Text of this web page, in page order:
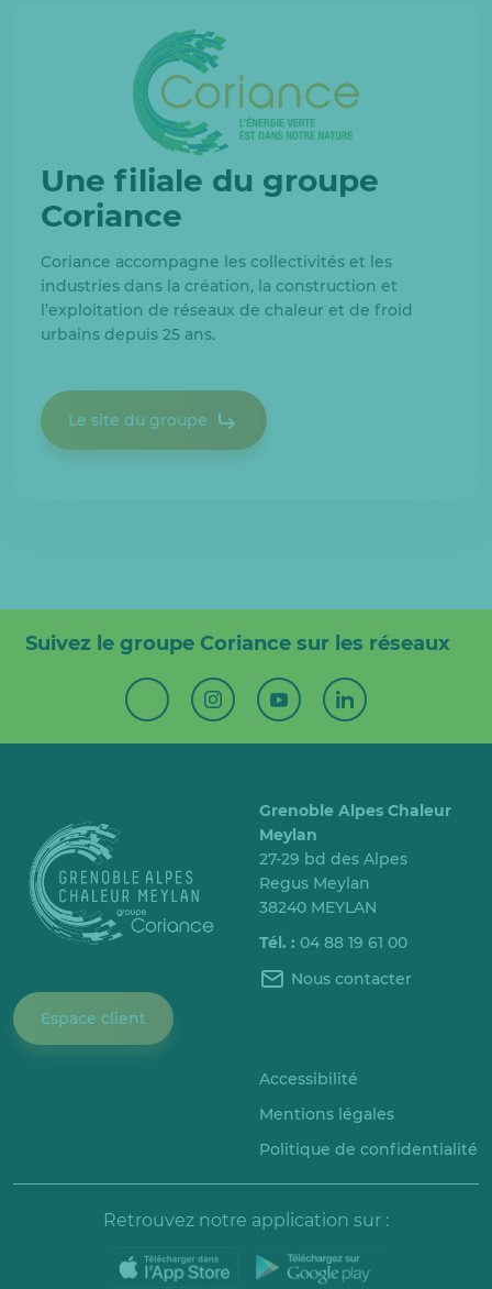
Une filiale du groupe
Coriance
Coriance accompagne les collectivités et les
industries dans la création, la construction et
l’exploitation de réseaux de chaleur et de froid
urbains depuis 25 ans.
Le site du groupe
Suivez le groupe Coriance sur les réseaux
Espace client
Grenoble Alpes Chaleur
Meylan
27-29 bd des Alpes
Regus Meylan
38240 MEYLAN
Tél. : 04 88 19 61 00
Nous contacter
Accessibilité
Mentions légales
Politique de confidentialité
Retrouvez notre application sur :